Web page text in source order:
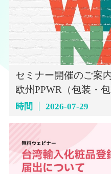
セミナー開催のご案
欧州PPWR（包装・
インセミナー（7月29
時間 2026-07-29